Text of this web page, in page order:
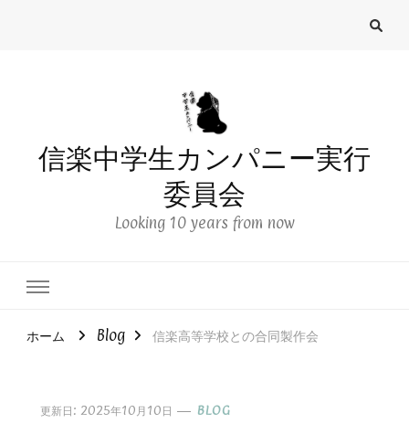
信楽中学生カンパニー実行
委員会
Looking 10 years from now
ホーム Blog 信楽高等学校との合同製作会
更新日: 2025年10月10日 BLOG